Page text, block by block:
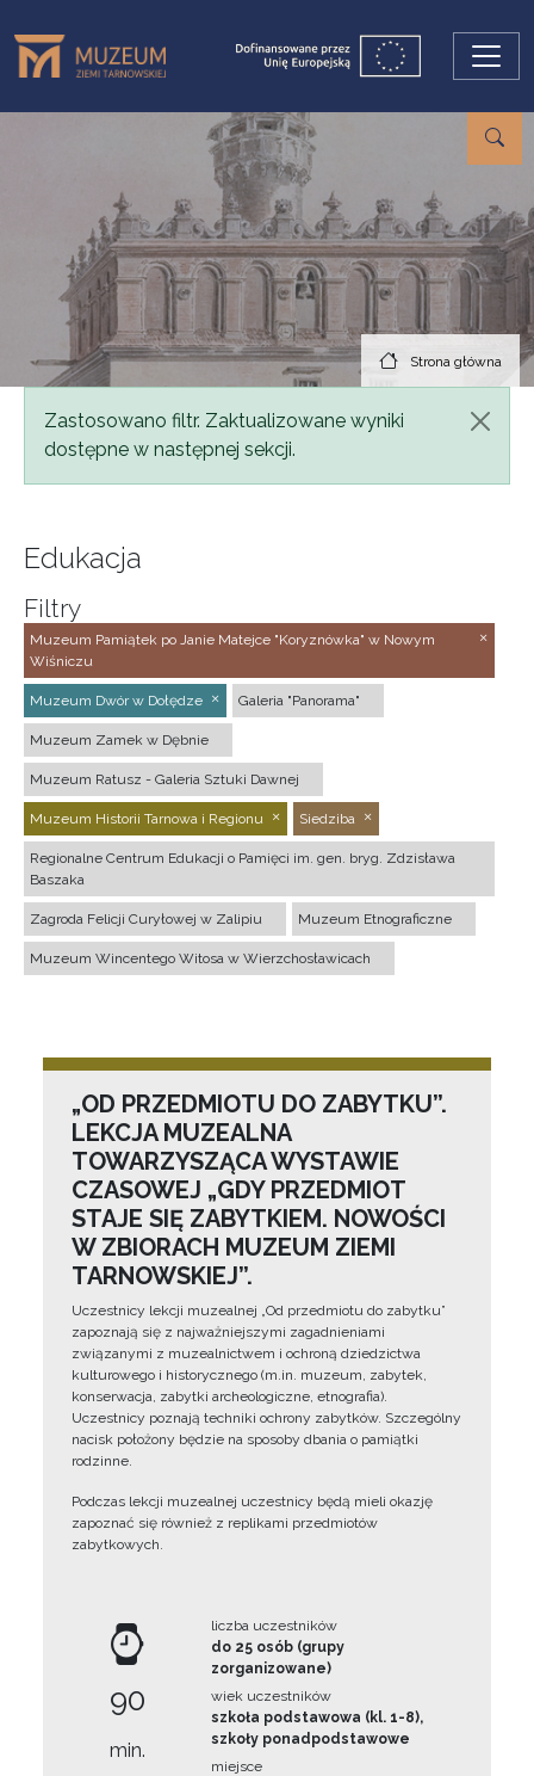
Strona główna
Komunikat
Zastosowano filtr. Zaktualizowane wyniki
dostępne w następnej sekcji.
Edukacja
Filtry
Muzeum Pamiątek po Janie Matejce "Koryznówka" w Nowym
Wiśniczu
Muzeum Dwór w Dołędze Galeria "Panorama"
Muzeum Zamek w Dębnie
Muzeum Ratusz - Galeria Sztuki Dawnej
Muzeum Historii Tarnowa i Regionu Siedziba
Regionalne Centrum Edukacji o Pamięci im. gen. bryg. Zdzisława
Baszaka
Zagroda Felicji Curyłowej w Zalipiu Muzeum Etnograficzne
Muzeum Wincentego Witosa w Wierzchosławicach
„OD PRZEDMIOTU DO ZABYTKU”.
LEKCJA MUZEALNA
TOWARZYSZĄCA WYSTAWIE
CZASOWEJ „GDY PRZEDMIOT
STAJE SIĘ ZABYTKIEM. NOWOŚCI
W ZBIORACH MUZEUM ZIEMI
TARNOWSKIEJ”.
Uczestnicy lekcji muzealnej „Od przedmiotu do zabytku”
zapoznają się z najważniejszymi zagadnieniami
związanymi z muzealnictwem i ochroną dziedzictwa
kulturowego i historycznego (m.in. muzeum, zabytek,
konserwacja, zabytki archeologiczne, etnografia).
Uczestnicy poznają techniki ochrony zabytków. Szczególny
nacisk położony będzie na sposoby dbania o pamiątki
rodzinne.
Podczas lekcji muzealnej uczestnicy będą mieli okazję
zapoznać się również z replikami przedmiotów
zabytkowych.
90
min.
liczba uczestników
do 25 osób (grupy
zorganizowane)
wiek uczestników
szkoła podstawowa (kl. 1-8),
szkoły ponadpodstawowe
miejsce